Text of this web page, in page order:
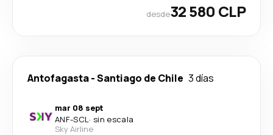
desde32 580 CLP
Antofagasta-Santiago de Chile 3 días
mar 08 sept
ANF-SCL· sin escala
Sky Airline